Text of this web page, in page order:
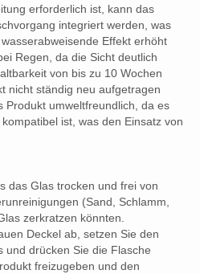
erforderlich ist, kann das
integriert werden, was
Effekt erhöht
Regen, da die Sicht deutlich
von bis zu 10 Wochen
nicht ständig neu aufgetragen
Produkt umweltfreundlich, da es
ist, was den Einsatz von
das Glas trocken und frei von
(Sand, Schlamm,
zerkratzen könnten.
Deckel ab, setzen Sie den
und drücken Sie die Flasche
freizugeben und den